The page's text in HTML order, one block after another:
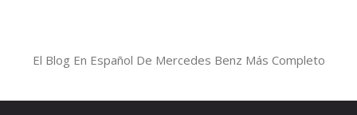
El Blog En Español De Mercedes Benz Más Completo